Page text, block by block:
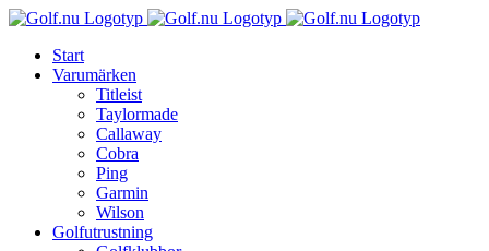
Fortsätt
innehållet
Start
Varumärken
Titleist
Taylormade
Callaway
Cobra
Ping
Garmin
Wilson
Golfutrustning